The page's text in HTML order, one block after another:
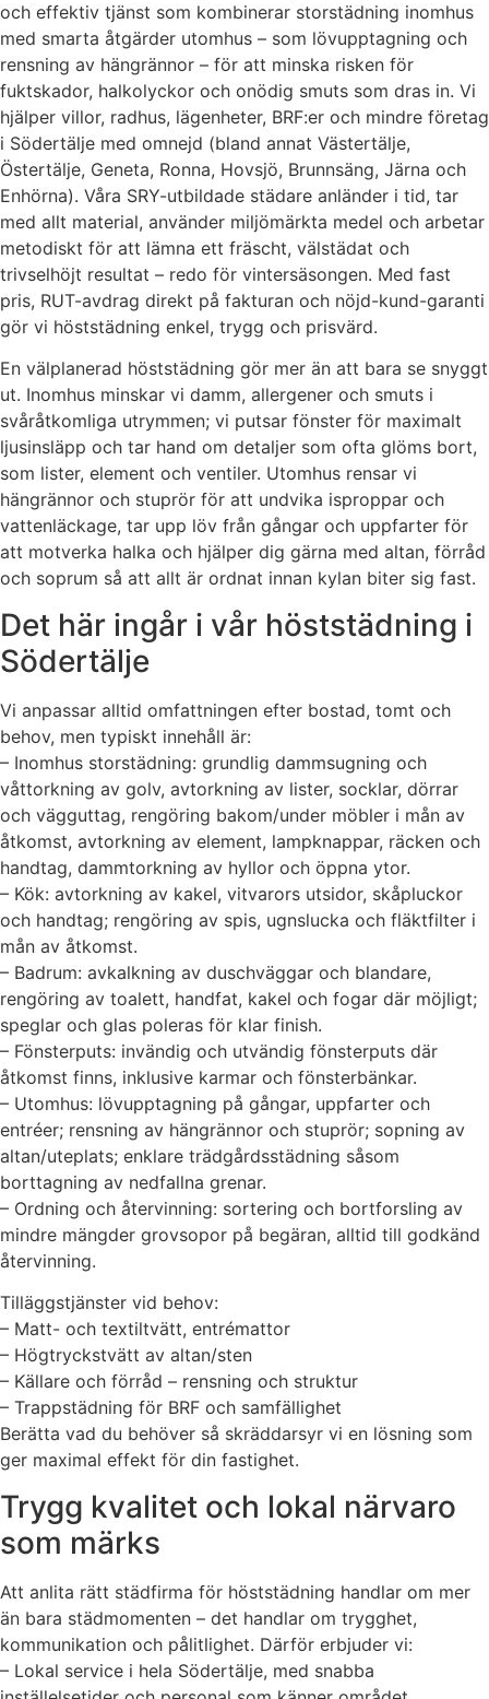
och effektiv tjänst som kombinerar storstädning inomhus
med smarta åtgärder utomhus – som lövupptagning och
rensning av hängrännor – för att minska risken för
fuktskador, halkolyckor och onödig smuts som dras in. Vi
hjälper villor, radhus, lägenheter, BRF:er och mindre företag
i Södertälje med omnejd (bland annat Västertälje,
Östertälje, Geneta, Ronna, Hovsjö, Brunnsäng, Järna och
Enhörna). Våra SRY-utbildade städare anländer i tid, tar
med allt material, använder miljömärkta medel och arbetar
metodiskt för att lämna ett fräscht, välstädat och
trivselhöjt resultat – redo för vintersäsongen. Med fast
pris, RUT-avdrag direkt på fakturan och nöjd-kund-garanti
gör vi höststädning enkel, trygg och prisvärd.
En välplanerad höststädning gör mer än att bara se snyggt
ut. Inomhus minskar vi damm, allergener och smuts i
svåråtkomliga utrymmen; vi putsar fönster för maximalt
ljusinsläpp och tar hand om detaljer som ofta glöms bort,
som lister, element och ventiler. Utomhus rensar vi
hängrännor och stuprör för att undvika isproppar och
vattenläckage, tar upp löv från gångar och uppfarter för
att motverka halka och hjälper dig gärna med altan, förråd
och soprum så att allt är ordnat innan kylan biter sig fast.
Det här ingår i vår höststädning i
Södertälje
Vi anpassar alltid omfattningen efter bostad, tomt och
behov, men typiskt innehåll är:
– Inomhus storstädning: grundlig dammsugning och
våttorkning av golv, avtorkning av lister, socklar, dörrar
och vägguttag, rengöring bakom/under möbler i mån av
åtkomst, avtorkning av element, lampknappar, räcken och
handtag, dammtorkning av hyllor och öppna ytor.
– Kök: avtorkning av kakel, vitvarors utsidor, skåpluckor
och handtag; rengöring av spis, ugnslucka och fläktfilter i
mån av åtkomst.
– Badrum: avkalkning av duschväggar och blandare,
rengöring av toalett, handfat, kakel och fogar där möjligt;
speglar och glas poleras för klar finish.
– Fönsterputs: invändig och utvändig fönsterputs där
åtkomst finns, inklusive karmar och fönsterbänkar.
– Utomhus: lövupptagning på gångar, uppfarter och
entréer; rensning av hängrännor och stuprör; sopning av
altan/uteplats; enklare trädgårdsstädning såsom
borttagning av nedfallna grenar.
– Ordning och återvinning: sortering och bortforsling av
mindre mängder grovsopor på begäran, alltid till godkänd
återvinning.
Tilläggstjänster vid behov:
– Matt- och textiltvätt, entrémattor
– Högtryckstvätt av altan/sten
– Källare och förråd – rensning och struktur
– Trappstädning för BRF och samfällighet
Berätta vad du behöver så skräddarsyr vi en lösning som
ger maximal effekt för din fastighet.
Trygg kvalitet och lokal närvaro
som märks
Att anlita rätt städfirma för höststädning handlar om mer
än bara städmomenten – det handlar om trygghet,
kommunikation och pålitlighet. Därför erbjuder vi:
– Lokal service i hela Södertälje, med snabba